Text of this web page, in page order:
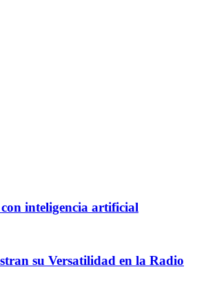
inteligencia artificial
su Versatilidad en la Radio